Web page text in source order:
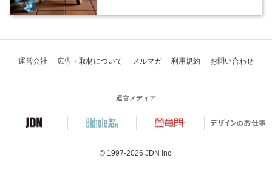
運営会社 広告・取材について メルマガ 利用規約 お問い合わせ
運営メディア
© 1997-2026 JDN Inc.